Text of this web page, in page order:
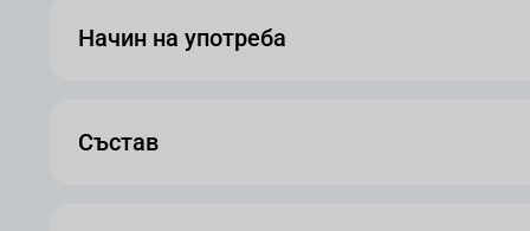
Начин на употреба
Състав